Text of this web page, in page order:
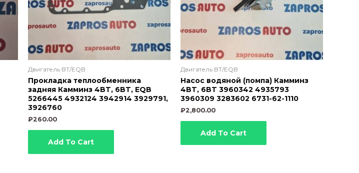
Двигатель BT/EQB
Прокладка теплообменника
задняя Камминз 4BT, 6BT, EQB
5266445 4932124 3942914 3929791,
3926760
₽260.00
Add To Cart
Двигатель BT/EQB
Насос водяной (помпа) Камминз
4BT, 6BT 3960342 4935793
3960309 3283602 6731-62-1110
₽2,800.00
Add To Cart